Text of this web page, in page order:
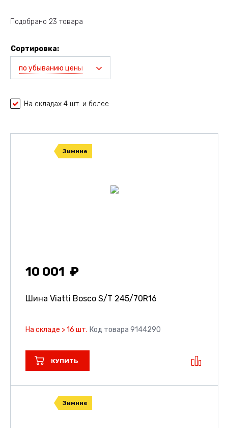
Подобрано 23 товара
Сортировка:
по убыванию цены
На складах 4 шт. и более
Зимние
10 001
Шина Viatti Bosco S/T 245/70R16
На складе > 16 шт. Код товара 9144290
КУПИТЬ
Зимние